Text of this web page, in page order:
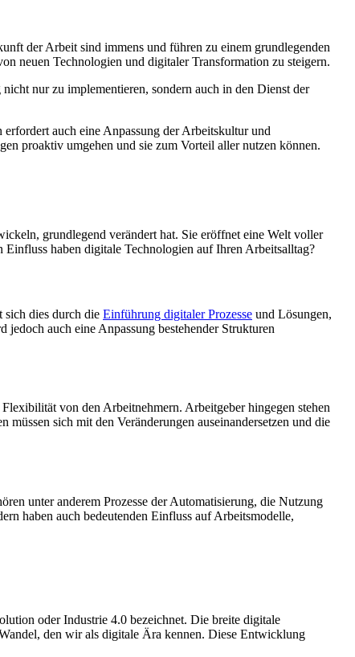
der Arbeit sind immens und führen zu einem grundlegenden
neuen Technologien und digitaler Transformation zu steigern.
nur zu implementieren, sondern auch in den Dienst der
auch eine Anpassung der Arbeitskultur und
proaktiv umgehen und sie zum Vorteil aller nutzen können.
grundlegend verändert hat. Sie eröffnet eine Welt voller
haben digitale Technologien auf Ihren Arbeitsalltag?
dies durch die Einführung digitaler Prozesse und Lösungen,
auch eine Anpassung bestehender Strukturen
von den Arbeitnehmern. Arbeitgeber hingegen stehen
sich mit den Veränderungen auseinandersetzen und die
unter anderem Prozesse der Automatisierung, die Nutzung
haben auch bedeutenden Einfluss auf Arbeitsmodelle,
oder Industrie 4.0 bezeichnet. Die breite digitale
den wir als digitale Ära kennen. Diese Entwicklung